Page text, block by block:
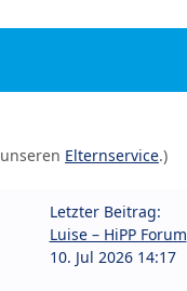
Elternservice.)
Letzter Beitrag:
Luise – HiPP Forum
10. Jul 2026 14:17